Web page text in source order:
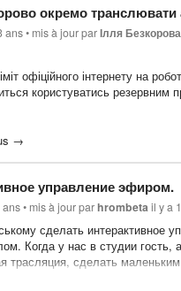
-1 час в будни и 2 часа в
-
окремо транслювати
ans• mis à jour parІлля
офіційного інтернету на
користуватись резервним
→
управление эфиром.
ans• mis à jour parhrombetail y a
сделать интерактивное
Когда у нас в студии гость,
трасляция, сделать